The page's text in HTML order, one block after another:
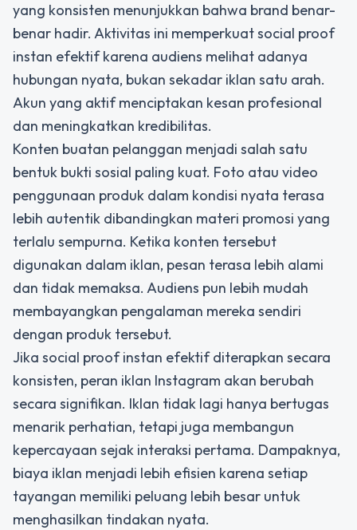
yang konsisten menunjukkan bahwa brand benar-
benar hadir. Aktivitas ini memperkuat social proof
instan efektif karena audiens melihat adanya
hubungan nyata, bukan sekadar iklan satu arah.
Akun yang aktif menciptakan kesan profesional
dan meningkatkan kredibilitas.
Konten buatan pelanggan menjadi salah satu
bentuk bukti sosial paling kuat. Foto atau video
penggunaan produk dalam kondisi nyata terasa
lebih autentik dibandingkan materi promosi yang
terlalu sempurna. Ketika konten tersebut
digunakan dalam iklan, pesan terasa lebih alami
dan tidak memaksa. Audiens pun lebih mudah
membayangkan pengalaman mereka sendiri
dengan produk tersebut.
Jika social proof instan efektif diterapkan secara
konsisten, peran iklan Instagram akan berubah
secara signifikan. Iklan tidak lagi hanya bertugas
menarik perhatian, tetapi juga membangun
kepercayaan sejak interaksi pertama. Dampaknya,
biaya iklan menjadi lebih efisien karena setiap
tayangan memiliki peluang lebih besar untuk
menghasilkan tindakan nyata.